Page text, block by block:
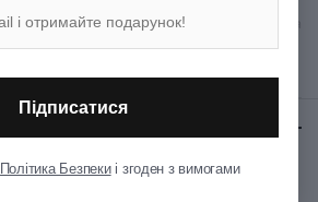
Підписатися
Політика Безпекиі згоден з вимогами